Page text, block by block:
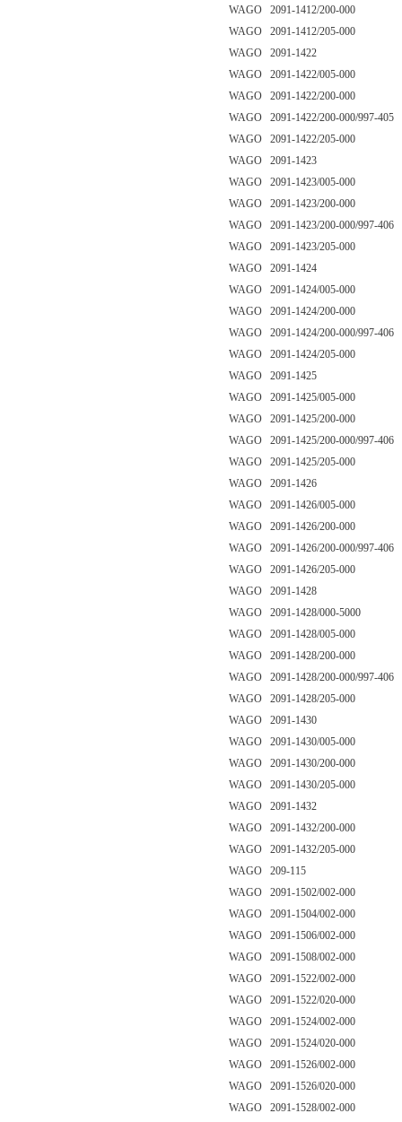
WAGO 2091-1412/200-000
WAGO 2091-1412/205-000
WAGO 2091-1422
WAGO 2091-1422/005-000
WAGO 2091-1422/200-000
WAGO 2091-1422/200-000/997-405
WAGO 2091-1422/205-000
WAGO 2091-1423
WAGO 2091-1423/005-000
WAGO 2091-1423/200-000
WAGO 2091-1423/200-000/997-406
WAGO 2091-1423/205-000
WAGO 2091-1424
WAGO 2091-1424/005-000
WAGO 2091-1424/200-000
WAGO 2091-1424/200-000/997-406
WAGO 2091-1424/205-000
WAGO 2091-1425
WAGO 2091-1425/005-000
WAGO 2091-1425/200-000
WAGO 2091-1425/200-000/997-406
WAGO 2091-1425/205-000
WAGO 2091-1426
WAGO 2091-1426/005-000
WAGO 2091-1426/200-000
WAGO 2091-1426/200-000/997-406
WAGO 2091-1426/205-000
WAGO 2091-1428
WAGO 2091-1428/000-5000
WAGO 2091-1428/005-000
WAGO 2091-1428/200-000
WAGO 2091-1428/200-000/997-406
WAGO 2091-1428/205-000
WAGO 2091-1430
WAGO 2091-1430/005-000
WAGO 2091-1430/200-000
WAGO 2091-1430/205-000
WAGO 2091-1432
WAGO 2091-1432/200-000
WAGO 2091-1432/205-000
WAGO 209-115
WAGO 2091-1502/002-000
WAGO 2091-1504/002-000
WAGO 2091-1506/002-000
WAGO 2091-1508/002-000
WAGO 2091-1522/002-000
WAGO 2091-1522/020-000
WAGO 2091-1524/002-000
WAGO 2091-1524/020-000
WAGO 2091-1526/002-000
WAGO 2091-1526/020-000
WAGO 2091-1528/002-000